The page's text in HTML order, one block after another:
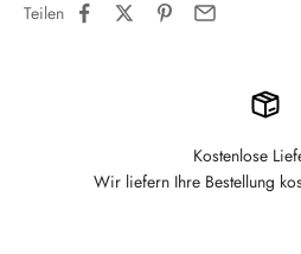
Teilen
Kostenlose
Wir liefern Ihre Bestellung